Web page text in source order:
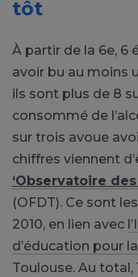
tôt
À partir de la 6e, 6
avoir bu au moins
ils sont plus de 8
consommé de
sur trois avoue
chiffres viennent
‘Observatoire
(OFDT). Ce sont
2010, en lien avec
d’éducation pour
Toulouse. Au total,